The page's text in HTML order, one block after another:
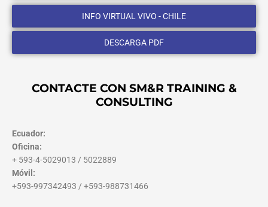
INFO VIRTUAL VIVO - CHILE
DESCARGA PDF
CONTACTE CON SM&R TRAINING &
CONSULTING
Ecuador:
Oficina:
+ 593-4-5029013 / 5022889
Móvil:
+593-997342493 / +593-988731466